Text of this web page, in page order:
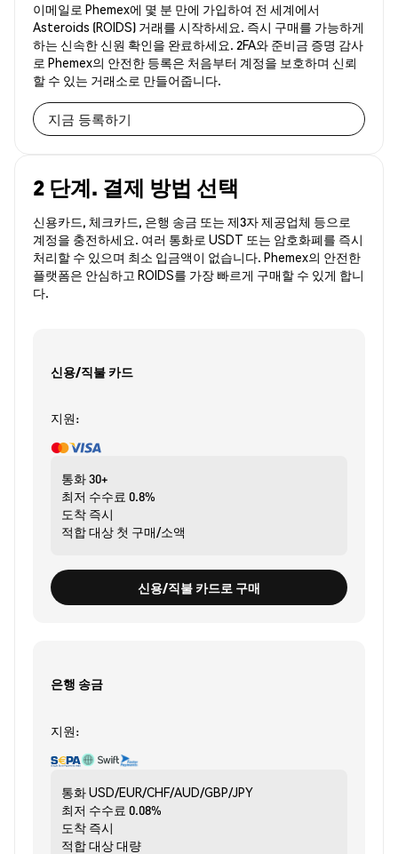
이메일로 Phemex에 몇 분 만에 가입하여 전 세계에서
Asteroids (ROIDS) 거래를 시작하세요. 즉시 구매를 가능하게
하는 신속한 신원 확인을 완료하세요. 2FA와 준비금 증명 감사
로 Phemex의 안전한 등록은 처음부터 계정을 보호하며 신뢰
할 수 있는 거래소로 만들어줍니다.
지금 등록하기
2 단계. 결제 방법 선택
신용카드, 체크카드, 은행 송금 또는 제3자 제공업체 등으로
계정을 충전하세요. 여러 통화로 USDT 또는 암호화폐를 즉시
처리할 수 있으며 최소 입금액이 없습니다. Phemex의 안전한
플랫폼은 안심하고 ROIDS를 가장 빠르게 구매할 수 있게 합니
다.
신용/직불 카드
지원:
통화30+
최저 수수료 0.8%
도착 즉시
적합 대상 첫 구매/소액
신용/직불 카드로 구매
은행 송금
지원:
통화USD/EUR/CHF/AUD/GBP/JPY
최저 수수료 0.08%
도착 즉시
적합 대상대량